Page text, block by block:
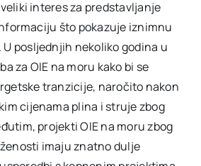
interes za predstavljanje
što pokazuje iznimnu
posljednjih nekoliko godina u
za OIE na moru kako bi se
tranzicije, naročito nakon
cijenama plina i struje zbog
projekti OIE na moru zbog
imaju znatno dulje